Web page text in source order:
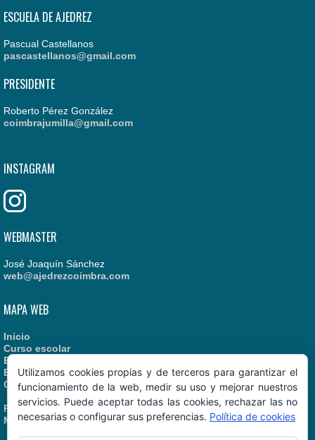
ESCUELA DE AJEDREZ
Pascual Castellanos
pascastellanos@gmail.com
PRESIDENTE
Roberto Pérez González
coimbrajumilla@gmail.com
INSTAGRAM
WEBMASTER
José Joaquín Sánchez
web@ajedrezcoimbra.com
MAPA WEB
Inicio
Curso escolar
Estatutos
Enlaces recomendados
Contacto
Política de Cookies
Manual de Identidad
Utilizamos cookies propias y de terceros para garantizar el
funcionamiento de la web, medir su uso y mejorar nuestros
servicios. Puede aceptar todas las cookies, rechazar las no
necesarias o configurar sus preferencias. Política de cookies